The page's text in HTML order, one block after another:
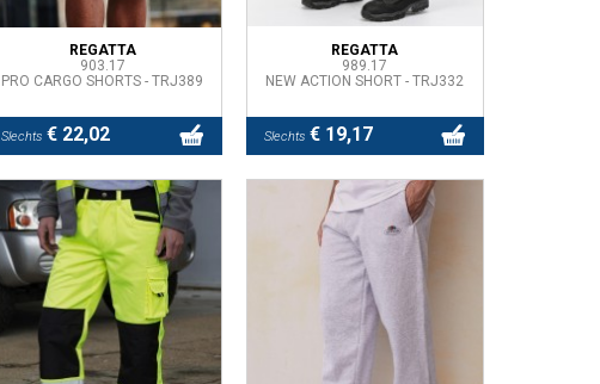
REGATTA
903.17
PRO CARGO SHORTS - TRJ389
Slechts € 22,02
REGATTA
989.17
NEW ACTION SHORT - TRJ332
Slechts€ 19,17